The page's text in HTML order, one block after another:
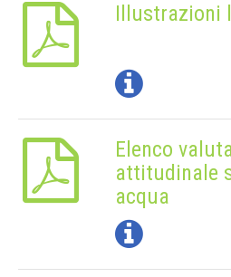
Illustrazioni
Elenco
attitudinale
acqua